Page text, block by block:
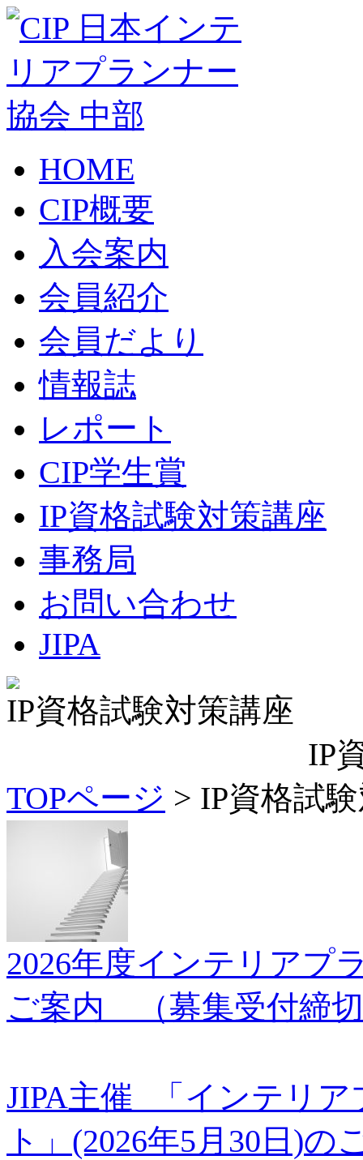
HOME
CIP概要
入会案内
会員紹介
会員だより
情報誌
レポート
CIP学生賞
IP資格試験対策講座
事務局
お問い合わせ
JIPA
IP資格試験対策講座
IP
TOPページ > IP資格試
2026年度インテリア
ご案内 （募集受付締
JIPA主催 「インテリ
ト」(2026年5月30日)の